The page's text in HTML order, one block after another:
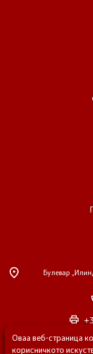
Булевар
Оваа веб-страница
корисничкото